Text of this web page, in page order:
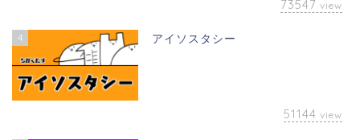
73547 view
4 アイソスタシー
51144 view